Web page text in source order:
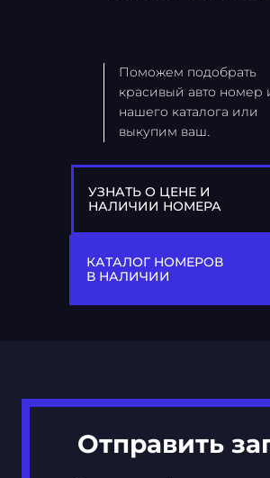
Поможем подобрать
красивый авто номер
нашего каталога или
выкупим ваш.
А 106 АА
УЗНАТЬ О ЦЕНЕ И
НАЛИЧИИ НОМЕРА
КАТАЛОГ НОМЕРОВ
В НАЛИЧИИ
Отправить